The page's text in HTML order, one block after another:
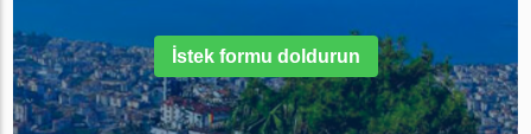
İstek formu doldurun